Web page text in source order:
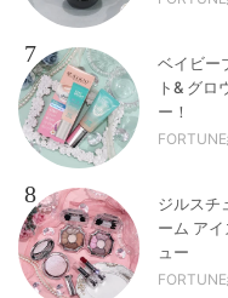
7
ベイビー
ト& グロ
ー！
8
ジルスチ
ーム ア
ュー